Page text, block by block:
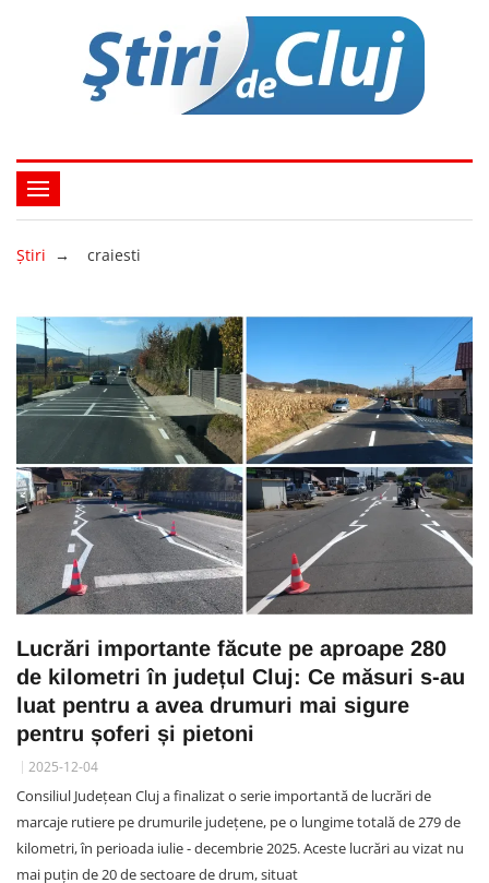
Ştiri → craiesti
Lucrări importante făcute pe aproape 280
de kilometri în județul Cluj: Ce măsuri s-au
luat pentru a avea drumuri mai sigure
pentru șoferi și pietoni
2025-12-04
Consiliul Județean Cluj a finalizat o serie importantă de lucrări de
marcaje rutiere pe drumurile județene, pe o lungime totală de 279 de
kilometri, în perioada iulie - decembrie 2025. Aceste lucrări au vizat nu
mai puțin de 20 de sectoare de drum, situat